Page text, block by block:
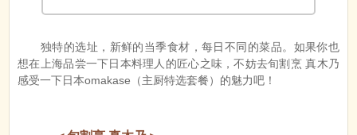
独特的选址，新鲜的当季食材，每日不同的菜品。如果你也
想在上海品尝一下日本料理人的匠心之味，不妨去旬割烹 真木乃
感受一下日本omakase（主厨特选套餐）的魅力吧！